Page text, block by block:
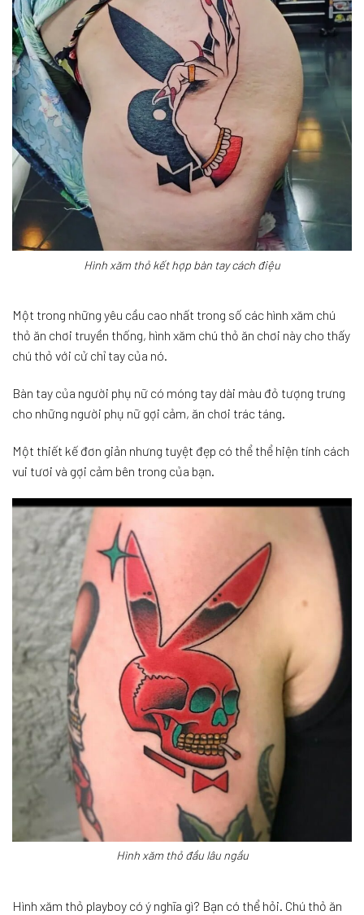
Hình xăm thỏ kết hợp bàn tay cách điệu
Một trong những yêu cầu cao nhất trong số các hình xăm chú
thỏ ăn chơi truyền thống, hình xăm chú thỏ ăn chơi này cho thấy
chú thỏ với cử chỉ tay của nó.
Bàn tay của người phụ nữ có móng tay dài màu đỏ tượng trưng
cho những người phụ nữ gợi cảm, ăn chơi trác táng.
Một thiết kế đơn giản nhưng tuyệt đẹp có thể thể hiện tính cách
vui tươi và gợi cảm bên trong của bạn.
Hình xăm thỏ đầu lâu ngầu
Hình xăm thỏ playboy có ý nghĩa gì? Bạn có thể hỏi. Chú thỏ ăn